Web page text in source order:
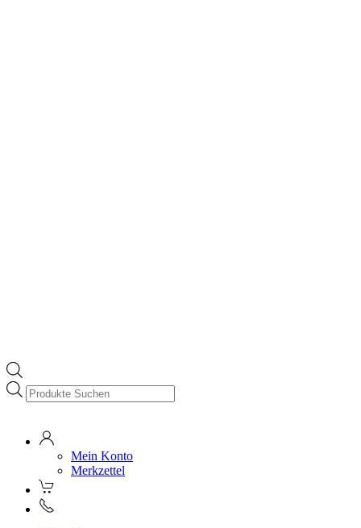
Products
search
Mein Konto
Merkzettel